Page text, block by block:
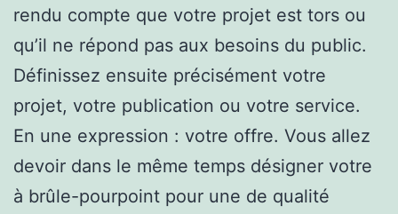
rendu compte que votre projet est tors ou
qu’il ne répond pas aux besoins du public.
Définissez ensuite précisément votre
projet, votre publication ou votre service.
En une expression : votre offre. Vous allez
devoir dans le même temps désigner votre
à brûle-pourpoint pour une de qualité